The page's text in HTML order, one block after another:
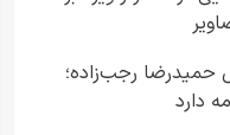
قتل حمیدرضا رجب‌زاده؛
دارد